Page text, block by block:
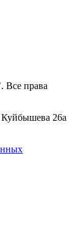
Все права
Куйбышева 26а